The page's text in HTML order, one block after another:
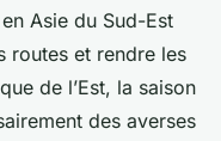
Asie du Sud-Est
routes et rendre les
de l’Est, la saison
des averses